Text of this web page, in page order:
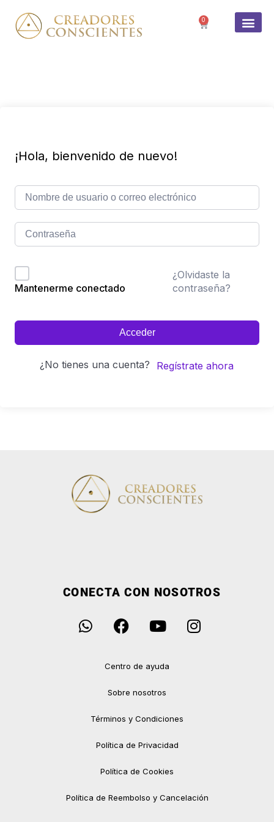
0
¡Hola, bienvenido de nuevo!
Mantenerme conectado
¿Olvidaste la
contraseña?
Acceder
¿No tienes una cuenta? Regístrate ahora
CONECTA CON NOSOTROS
Centro de ayuda
Sobre nosotros
Términos y Condiciones
Política de Privacidad
Política de Cookies
Política de Reembolso y Cancelación